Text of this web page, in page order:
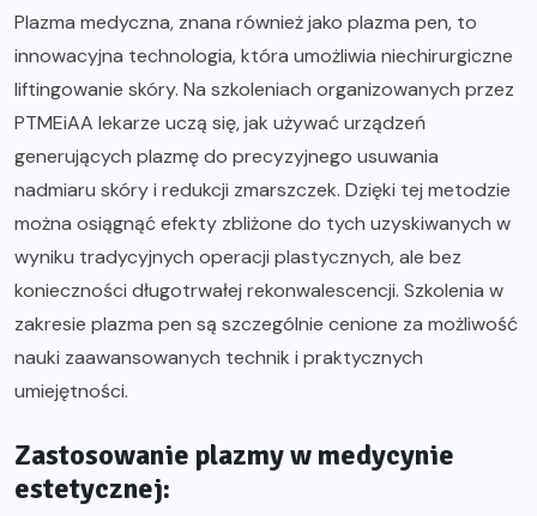
Plazma medyczna, znana również jako plazma pen, to
innowacyjna technologia, która umożliwia niechirurgiczne
liftingowanie skóry. Na szkoleniach organizowanych przez
PTMEiAA lekarze uczą się, jak używać urządzeń
generujących plazmę do precyzyjnego usuwania
nadmiaru skóry i redukcji zmarszczek. Dzięki tej metodzie
można osiągnąć efekty zbliżone do tych uzyskiwanych w
wyniku tradycyjnych operacji plastycznych, ale bez
konieczności długotrwałej rekonwalescencji. Szkolenia w
zakresie plazma pen są szczególnie cenione za możliwość
nauki zaawansowanych technik i praktycznych
umiejętności.
Zastosowanie plazmy w medycynie
estetycznej: